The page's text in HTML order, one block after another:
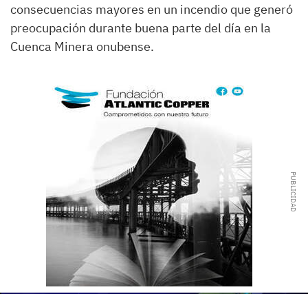
consecuencias mayores en un incendio que generó
preocupación durante buena parte del día en la
Cuenca Minera onubense.